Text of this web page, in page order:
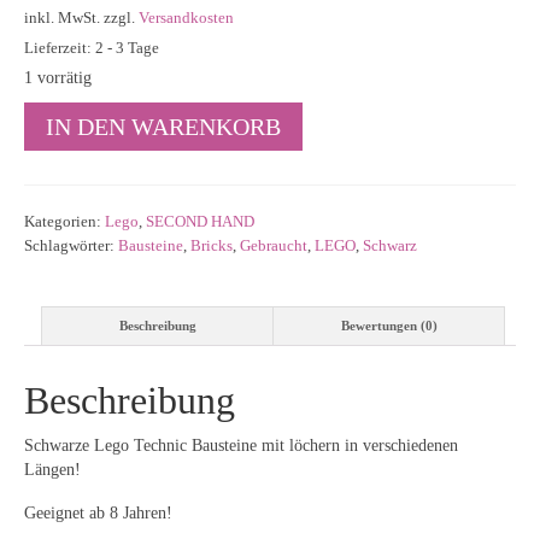
inkl. MwSt. zzgl. Versandkosten
Lieferzeit: 2 - 3 Tage
1 vorrätig
Lego
löchern
Menge
IN DEN WARENKORB
Kategorien: Lego SECOND HAND
Schlagwörter: Bausteine Bricks Gebraucht LEGO Schwarz
Beschreibung Bewertungen (0)
Beschreibung
Schwarze Lego Technic Bausteine mit löchern in verschiedenen
Längen!
Geeignet ab 8 Jahren!